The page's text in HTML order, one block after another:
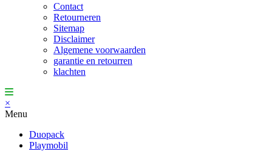
Contact
Retourneren
Sitemap
Disclaimer
Algemene voorwaarden
garantie en retourren
klachten
×
Menu
Duopack
Playmobil